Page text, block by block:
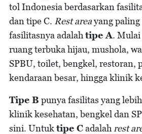
tol Indonesia berdasarkan
dan tipe C. Rest areayang
fasilitasnya adalahtipe A.
ruang terbuka hijau, mushola,
SPBU, toilet, bengkel, restoran,
kendaraan besar, hingga klinik
Tipe B punya fasilitas yang
klinik kesehatan, bengkel dan
sini. Untuktipe Cadalah rest